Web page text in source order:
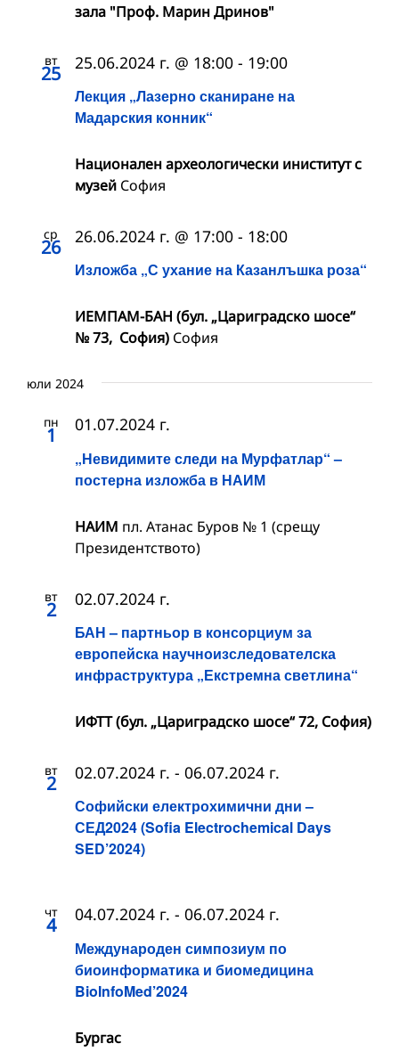
зала "Проф. Марин Дринов"
вт
25
Лекция „Лазерно сканиране на
Мадарския конник“
25.06.2024 г. @ 18:00 - 19:00
Национален археологически иниститут с
музей София
ср
26
Изложба „С ухание на Казанлъшка роза“
26.06.2024 г. @ 17:00 - 18:00
ИЕМПАМ-БАН (бул. „Цариградско шосе“
№ 73, София) София
юли 2024
пн
1
„Невидимите следи на Мурфатлар“ –
постерна изложба в НАИМ
01.07.2024 г.
НАИМ пл. Атанас Буров № 1 (срещу
Президентството)
вт
2
БАН – партньор в консорциум за
европейска научноизследователска
инфраструктура „Екстремна светлина“
02.07.2024 г.
ИФТТ (бул. „Цариградско шосе“ 72, София)
вт
2
Софийски електрохимични дни –
СЕД2024 (Sofia Electrochemical Days
SED’2024)
02.07.2024 г. - 06.07.2024 г.
чт
4
Международен симпозиум по
биоинформатика и биомедицина
BioInfoMed’2024
04.07.2024 г. - 06.07.2024 г.
Бургас